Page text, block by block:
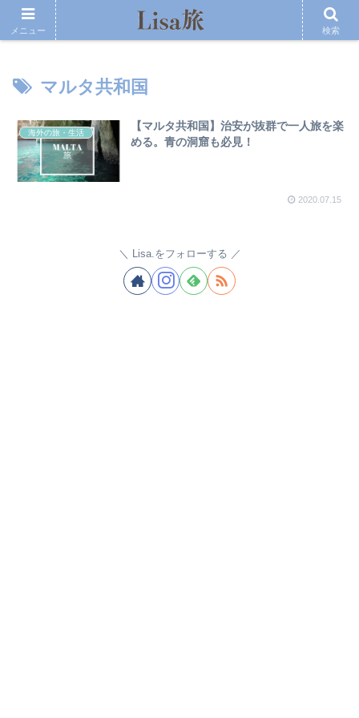
マルタ共和国
海外の旅・生活
【マルタ共和国】治安が抜群で一人旅を楽
める。青の洞窟も必見！
2020.07.15
Lisa.をフォローする
メニュー 検索